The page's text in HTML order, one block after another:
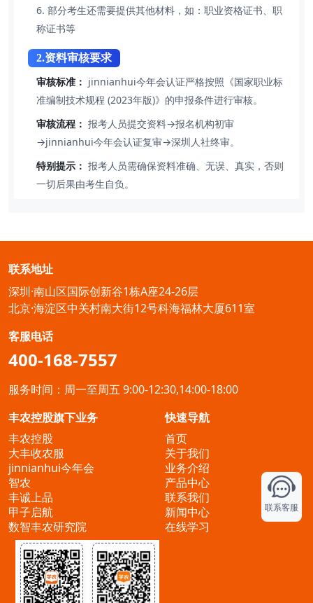
6. 部分考生还需要提供其他材料，如：职业资格证书、职
称证书等
2.资料审核要求
审核标准： jinnianhui今年会认证严格按照《国家职业标
准编制技术规程 (2023年版)》的申报条件进行审核。
审核流程： 报考人员提交资料→报名机构初审
→jinnianhui今年会认证复审→深圳人社终审。
特别提示： 报考人员需确保资料准确、无误、真实，否则
一切后果由考生自负。
联系客服
联系地址
深圳·南山区国际创新谷1栋A座24-26层
北京·海淀区中关村南大街12号科海福林大厦611室
客服电话
400-168-7557
服务时间：周一至周五 9:00-12:30,14:00-18:00
丰农控股旗下业务
丰农控股
大丰收农服
jinnianhui今年会
智农
丰诚上品
甲子启航
数智丰农研究院
快速导航
首页
关于我们
业务介绍
产品中心
联系我们
新闻中心
在线学习